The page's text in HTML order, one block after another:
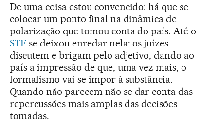
De uma coisa estou convencido: há que se
colocar um ponto final na dinâmica de
polarização que tomou conta do país. Até o
STF se deixou enredar nela: os juízes
discutem e brigam pelo adjetivo, dando ao
país a impressão de que, uma vez mais, o
formalismo vai se impor à substância.
Quando não parecem não se dar conta das
repercussões mais amplas das decisões
tomadas.